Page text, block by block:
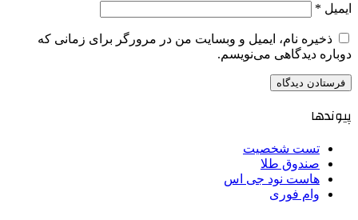
ایمیل *
ذخیره نام، ایمیل و وبسایت من در مرورگر برای زمانی که
دوباره دیدگاهی می‌نویسم.
پیوندها
تست شخصیت
صندوق طلا
هاست نود جی اس
وام فوری